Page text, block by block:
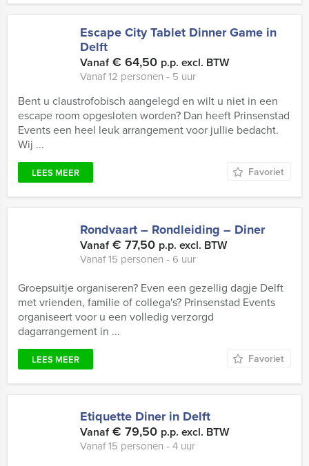
Escape City Tablet Dinner Game in
Delft
Vanaf€ 64,50 p.p. excl. BTW
Vanaf 12 personen ‐ 5 uur
Bent u claustrofobisch aangelegd en wilt u niet in een
escape room opgesloten worden? Dan heeft Prinsenstad
Events een heel leuk arrangement voor jullie bedacht.
Wij ...
LEES MEER Favoriet
Rondvaart – Rondleiding – Diner
Vanaf€ 77,50 p.p. excl. BTW
Vanaf 15 personen ‐ 6 uur
Groepsuitje organiseren? Even een gezellig dagje Delft
met vrienden, familie of collega's? Prinsenstad Events
organiseert voor u een volledig verzorgd
dagarrangement in ...
LEES MEER Favoriet
Etiquette Diner in Delft
Vanaf€ 79,50 p.p. excl. BTW
Vanaf 15 personen ‐ 4 uur